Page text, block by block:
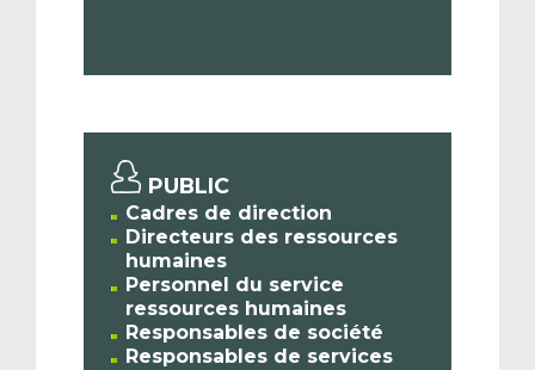
PUBLIC
Cadres de direction
Directeurs des ressources
humaines
Personnel du service
ressources humaines
Responsables de société
Responsables de services